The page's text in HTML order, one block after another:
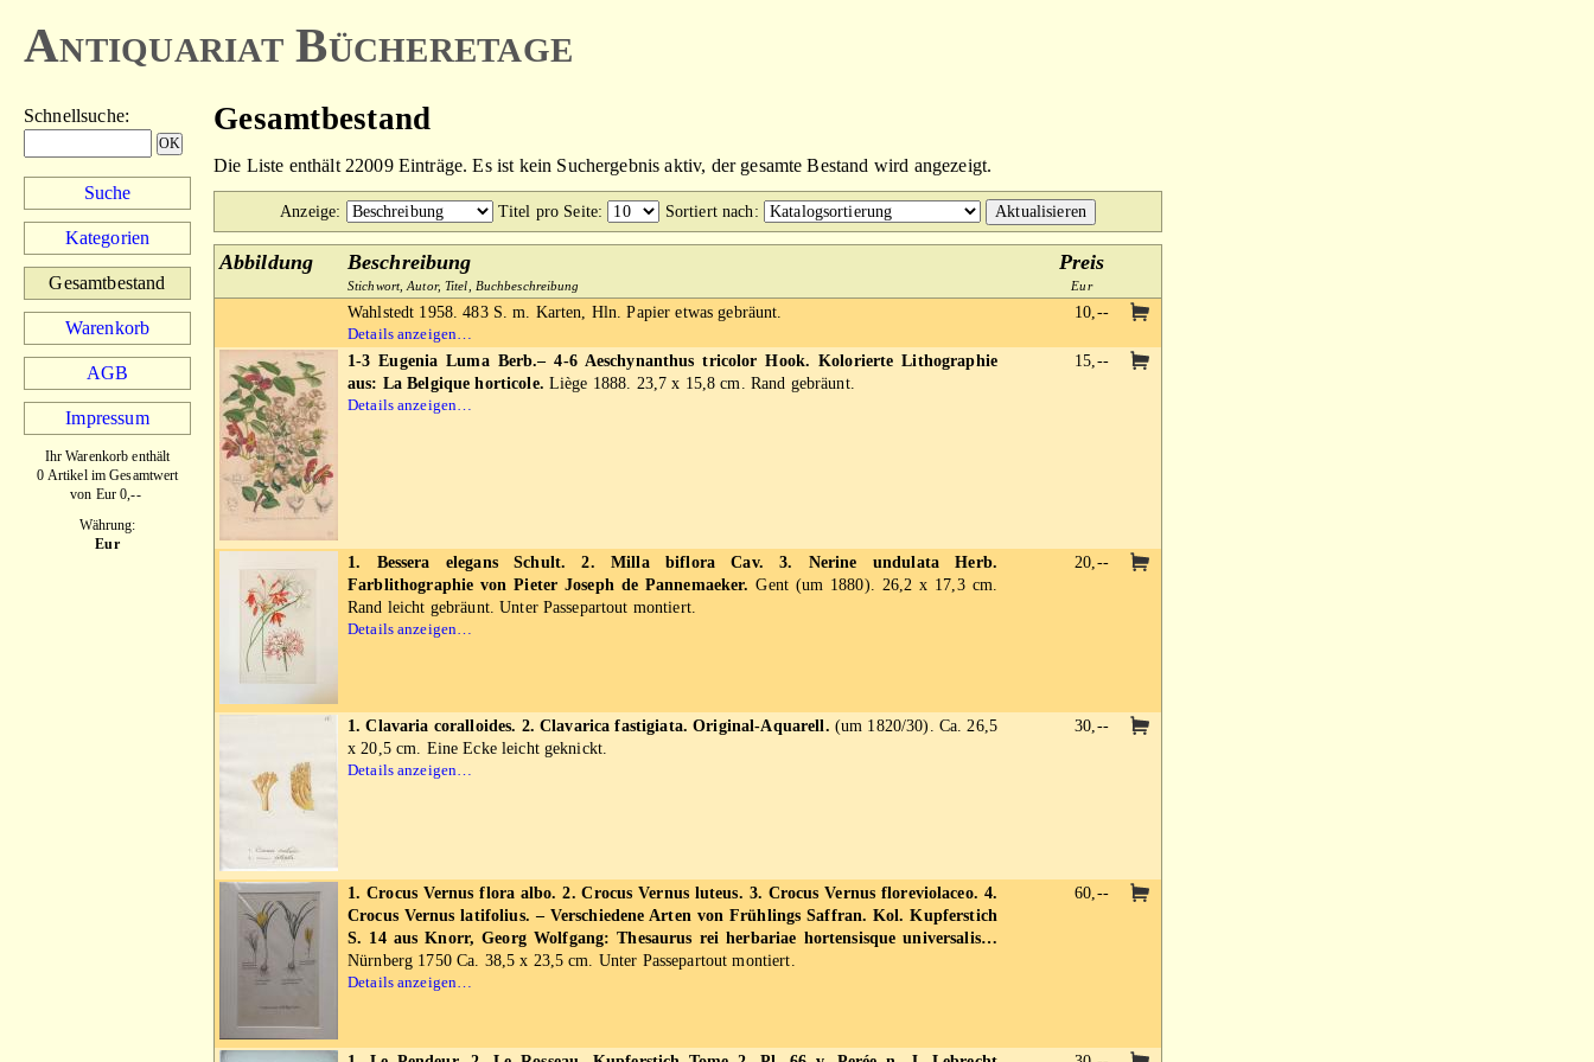
Antiquariat Bücheretage
Schnellsuche:
Suche
Kategorien
Gesamtbestand
Warenkorb
AGB
Impressum
Ihr Warenkorb enthält
0 Artikel im Gesamtwert
von Eur 0,--
Währung:
Eur
Gesamtbestand
Die Liste enthält 22009 Einträge. Es ist kein Suchergebnis aktiv, der gesamte Bestand wird angezeigt.
Anzeige: Titel pro Seite: Sortiert nach:
Abbildung Beschreibung
Stichwort, Autor, Titel, Buchbeschreibung
Preis
Eur
Wahlstedt 1958. 483 S. m. Karten, Hln. Papier etwas gebräunt.
Details anzeigen…
10,--
1-3 Eugenia Luma Berb.– 4-6 Aeschynanthus tricolor Hook. Kolorierte Lithographie
aus: La Belgique horticole. Liège 1888. 23,7 x 15,8 cm. Rand gebräunt.
Details anzeigen…
15,--
1. Bessera elegans Schult. 2. Milla biflora Cav. 3. Nerine undulata Herb.
Farblithographie von Pieter Joseph de Pannemaeker. Gent (um 1880). 26,2 x 17,3 cm.
Rand leicht gebräunt. Unter Passepartout montiert.
Details anzeigen…
20,--
1. Clavaria coralloides. 2. Clavarica fastigiata. Original-Aquarell. (um 1820/30). Ca. 26,5
x 20,5 cm. Eine Ecke leicht geknickt.
Details anzeigen…
30,--
1. Crocus Vernus flora albo. 2. Crocus Vernus luteus. 3. Crocus Vernus floreviolaceo. 4.
Crocus Vernus latifolius. – Verschiedene Arten von Frühlings Saffran. Kol. Kupferstich
S. 14 aus Knorr, Georg Wolfgang: Thesaurus rei herbariae hortensisque universalis…
Nürnberg 1750 Ca. 38,5 x 23,5 cm. Unter Passepartout montiert.
Details anzeigen…
60,--